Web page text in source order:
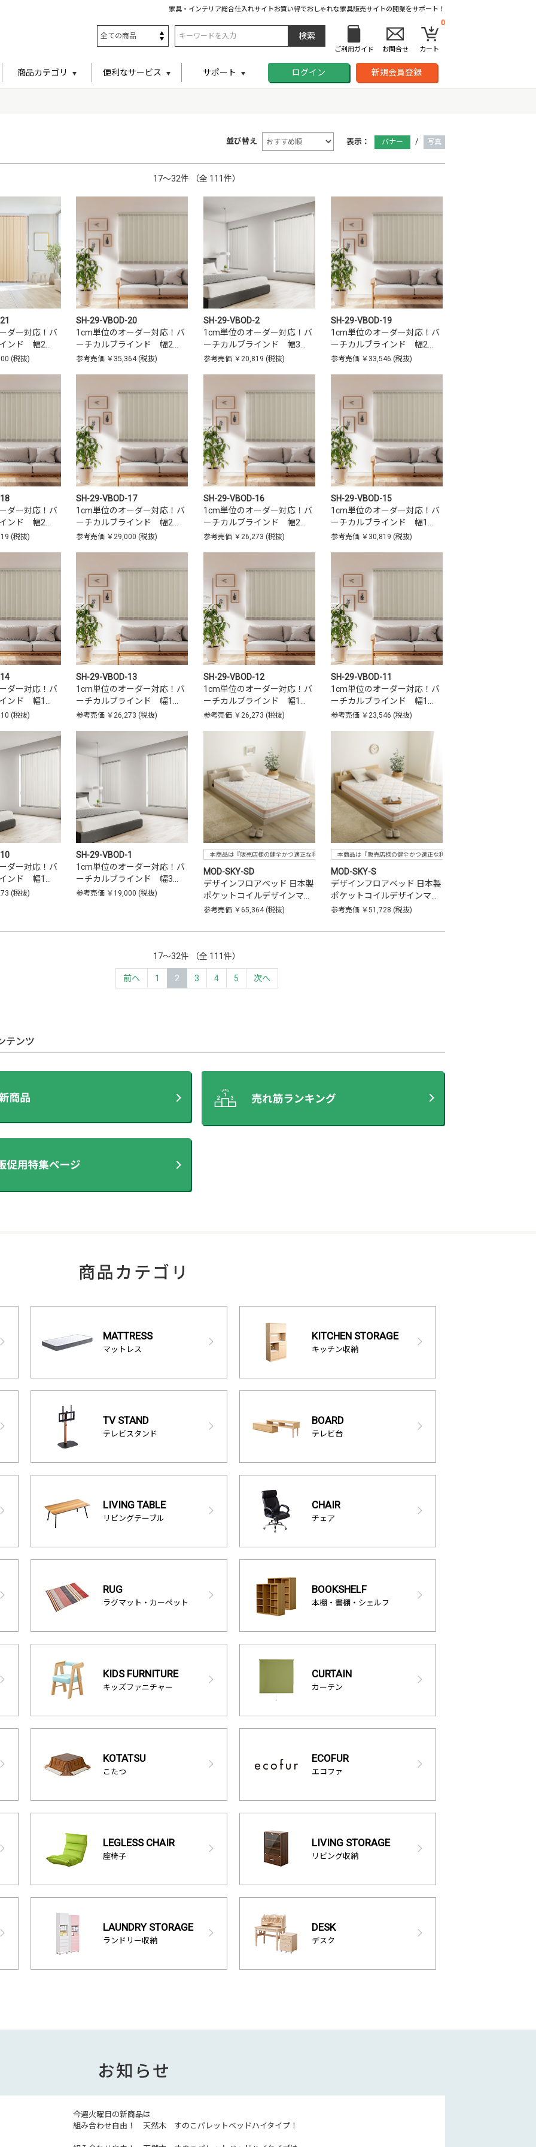
家具・インテリア総合仕入れサイトお買い得でおしゃれな家具販売サイトの開業をサポート！
ご利用ガイド お問合せ
0
カート
商品カテゴリ 便利なサービス サポート ログイン 新規会員登録
表示： バナー / 写真
並び替え
17〜32件 （全 111件）
ダー対応！バ
ンド 幅2…
(税抜)
SH-29-VBOD-20
1cm単位のオーダー対応！バ
ーチカルブラインド 幅2…
参考売価 ￥35,364 (税抜)
SH-29-VBOD-2
1cm単位のオーダー対応！バ
ーチカルブラインド 幅3…
参考売価 ￥20,819 (税抜)
SH-29-VBOD-19
1cm単位のオーダー対応！バ
ーチカルブラインド 幅2…
参考売価 ￥33,546 (税抜)
ダー対応！バ
ンド 幅2…
(税抜)
SH-29-VBOD-17
1cm単位のオーダー対応！バ
ーチカルブラインド 幅2…
参考売価 ￥29,000 (税抜)
SH-29-VBOD-16
1cm単位のオーダー対応！バ
ーチカルブラインド 幅2…
参考売価 ￥26,273 (税抜)
SH-29-VBOD-15
1cm単位のオーダー対応！バ
ーチカルブラインド 幅1…
参考売価 ￥30,819 (税抜)
ダー対応！バ
ンド 幅1…
(税抜)
SH-29-VBOD-13
1cm単位のオーダー対応！バ
ーチカルブラインド 幅1…
参考売価 ￥26,273 (税抜)
SH-29-VBOD-12
1cm単位のオーダー対応！バ
ーチカルブラインド 幅1…
参考売価 ￥26,273 (税抜)
SH-29-VBOD-11
1cm単位のオーダー対応！バ
ーチカルブラインド 幅1…
参考売価 ￥23,546 (税抜)
ダー対応！バ
ンド 幅1…
(税抜)
SH-29-VBOD-1
1cm単位のオーダー対応！バ
ーチカルブラインド 幅3…
参考売価 ￥19,000 (税抜)
本商品は『販売店様の健全かつ適正な利益確保のため指定価格制度に準拠した販売』をお願いしております。
MOD-SKY-SD
デザインフロアベッド 日本製
ポケットコイルデザインマ…
参考売価 ￥65,364 (税抜)
本商品は『販売店様の健全かつ適正な利益確保のため指定価格制度に準
MOD-SKY-S
デザインフロアベッド 日本製
ポケットコイルデザインマ…
参考売価 ￥51,728 (税抜)
17〜32件 （全 111件）
前へ 1 2 3 4 5 次へ
テンツ
商品カテゴリ
MATTRESS
マットレス
KITCHEN STORAGE
キッチン収納
TV STAND
テレビスタンド
BOARD
テレビ台
LIVING TABLE
リビングテーブル
CHAIR
チェア
RUG
ラグマット・カーペット
BOOKSHELF
本棚・書棚・シェルフ
KIDS FURNITURE
キッズファニチャー
CURTAIN
カーテン
KOTATSU
こたつ
ECOFUR
エコファ
LEGLESS CHAIR
座椅子
LIVING STORAGE
リビング収納
LAUNDRY STORAGE
ランドリー収納
DESK
デスク
お知らせ
今週火曜日の新商品は
組み合わせ自由！ 天然木 すのこパレットベッドハイタイプ！